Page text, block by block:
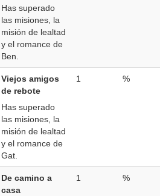
Has superado
las misiones, la
misión de lealtad
y el romance de
Ben.
Viejos amigos
de rebote
Has superado
las misiones, la
misión de lealtad
y el romance de
Gat.
1 %
De camino a
casa
1 %